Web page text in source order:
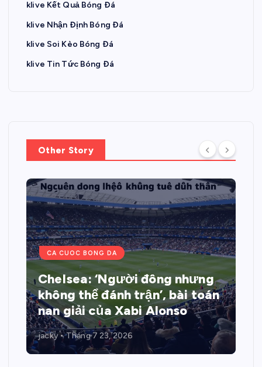
klive Kết Quả Bóng Đá
klive Nhận Định Bóng Đá
klive Soi Kèo Bóng Đá
klive Tin Tức Bóng Đá
Other Story
CA CUOC BONG DA
Chelsea: ‘Người đông nhưng
không thể đánh trận’, bài toán
nan giải của Xabi Alonso
jacky Tháng 7 23, 2026